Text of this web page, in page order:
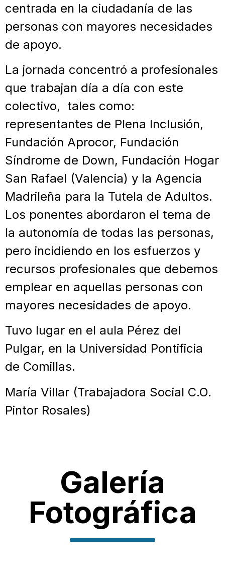
centrada en la ciudadanía de las
personas con mayores necesidades
de apoyo.
La jornada concentró a profesionales
que trabajan día a día con este
colectivo, tales como:
representantes de Plena Inclusión,
Fundación Aprocor, Fundación
Síndrome de Down, Fundación Hogar
San Rafael (Valencia) y la Agencia
Madrileña para la Tutela de Adultos.
Los ponentes abordaron el tema de
la autonomía de todas las personas,
pero incidiendo en los esfuerzos y
recursos profesionales que debemos
emplear en aquellas personas con
mayores necesidades de apoyo.
Tuvo lugar en el aula Pérez del
Pulgar, en la Universidad Pontificia
de Comillas.
María Villar (Trabajadora Social C.O.
Pintor Rosales)
Galería
Fotográfica